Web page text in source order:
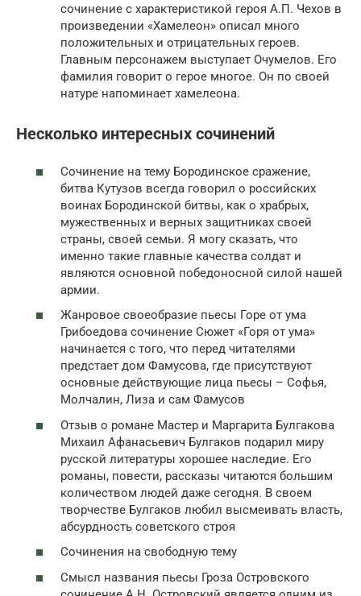
сочинение с характеристикой героя А.П. Чехов в
произведении «Хамелеон» описал много
положительных и отрицательных героев.
Главным персонажем выступает Очумелов. Его
фамилия говорит о герое многое. Он по своей
натуре напоминает хамелеона.
Несколько интересных сочинений
Сочинение на тему Бородинское сражение,
битва Кутузов всегда говорил о российских
воинах Бородинской битвы, как о храбрых,
мужественных и верных защитниках своей
страны, своей семьи. Я могу сказать, что
именно такие главные качества солдат и
являются основной победоносной силой нашей
армии.
Жанровое своеобразие пьесы Горе от ума
Грибоедова сочинение Сюжет «Горя от ума»
начинается с того, что перед читателями
предстает дом Фамусова, где присутствуют
основные действующие лица пьесы – Софья,
Молчалин, Лиза и сам Фамусов
Отзыв о романе Мастер и Маргарита Булгакова
Михаил Афанасьевич Булгаков подарил миру
русской литературы хорошее наследие. Его
романы, повести, рассказы читаются большим
количеством людей даже сегодня. В своем
творчестве Булгаков любил высмеивать власть,
абсурдность советского строя
Сочинения на свободную тему
Смысл названия пьесы Гроза Островского